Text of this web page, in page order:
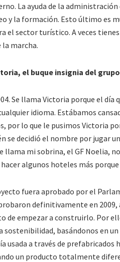
La ayuda de la
y la formación. Esto último es
el sector turístico. A veces
marcha.
el buque insignia del
Se llama Victoria porque el
idioma. Estábamos
por lo que le pusimos Victoria
se decidió el nombre por jugar
llama mi sobrina, el GF Noelia,
algunos hoteles más
fuera aprobado por el
definitivamente en
de empezar a construirlo. Por
sostenibilidad, basándonos en
a través de prefabricados
un producto totalmente